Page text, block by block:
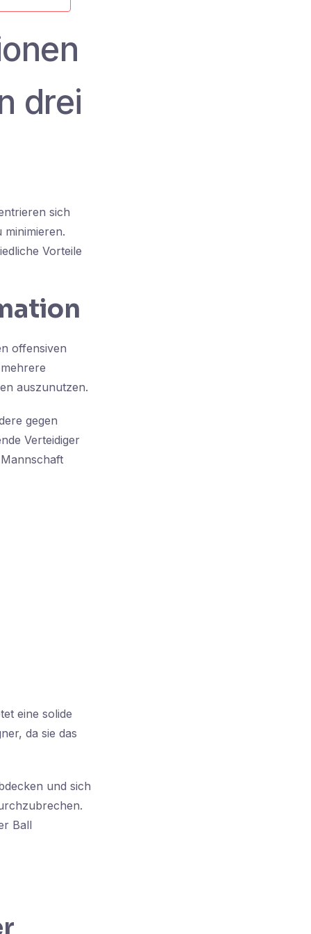
drei
sich
minimieren.
Vorteile
offensiven
auszunutzen.
gegen
Verteidiger
eine solide
da sie das
und sich
Ball